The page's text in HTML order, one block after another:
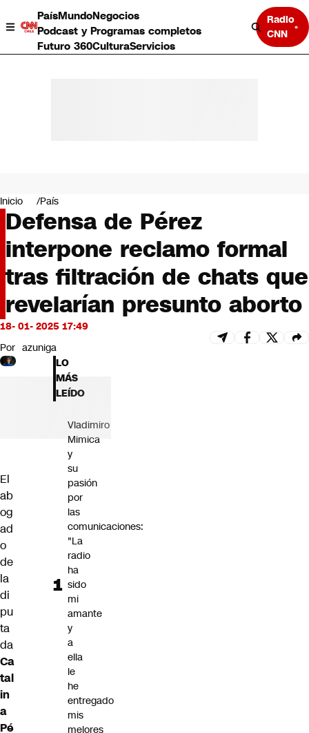
PaísMundoNegocios
Podcast y Programas completos
Futuro 360CulturaServicios
Radio
CNN
Negocios
Deportes
Programas completos
Cultura
Servicios
Bits
CNN tiempo
Futuro 360
Inicio País
Defensa de Pérez
interpone reclamo formal
tras filtración de chats que
revelarían presunto aborto
18- 01- 2025 17:49
Por azuniga
El
ab
og
ad
o
de
la
di
pu
ta
da
Ca
tal
in
a
Pé
LO
MÁS
LEÍDO
Vladimiro
Mimica
y
su
pasión
por
las
comunicaciones:
"La
radio
ha
sido
mi
amante
y
a
ella
le
he
entregado
mis
mejores